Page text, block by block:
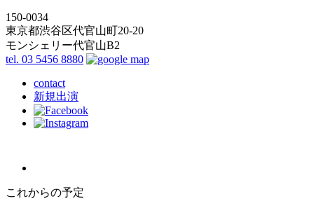
150-0034
東京都渋谷区代官山町20-20
モンシェリー代官山B2
tel. 03 5456 8880
contact
新規出演
これからの予定